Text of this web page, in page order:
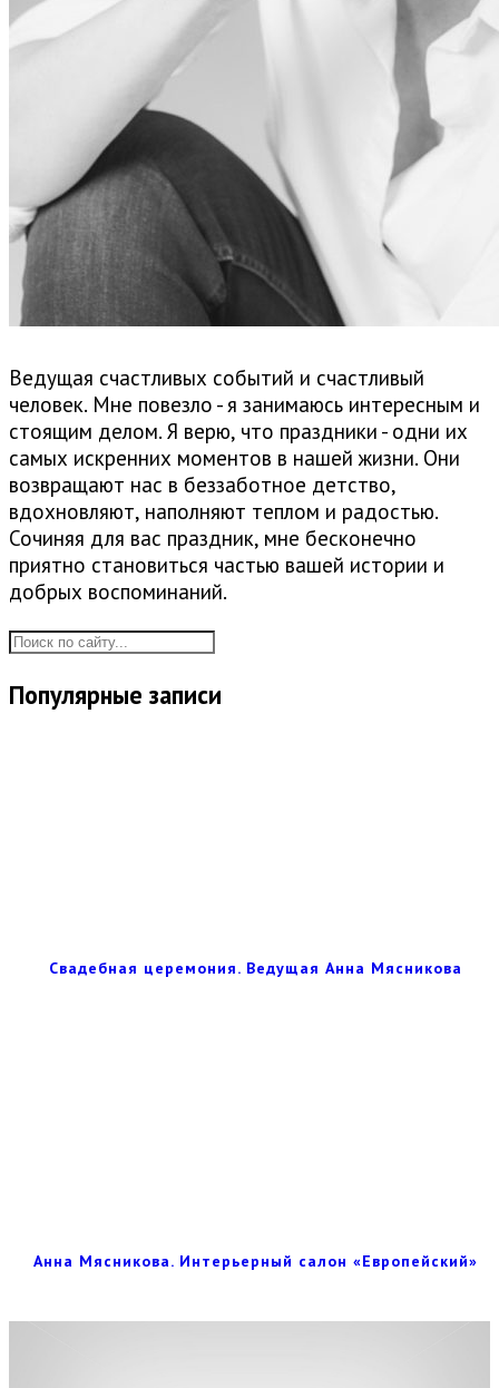
Ведущая счастливых событий и счастливый
человек. Мне повезло - я занимаюсь интересным и
стоящим делом. Я верю, что праздники - одни их
самых искренних моментов в нашей жизни. Они
возвращают нас в беззаботное детство,
вдохновляют, наполняют теплом и радостью.
Сочиняя для вас праздник, мне бесконечно
приятно становиться частью вашей истории и
добрых воспоминаний.
Популярные записи
Свадебная церемония. Ведущая Анна Мясникова
Анна Мясникова. Интерьерный салон «Европейский»